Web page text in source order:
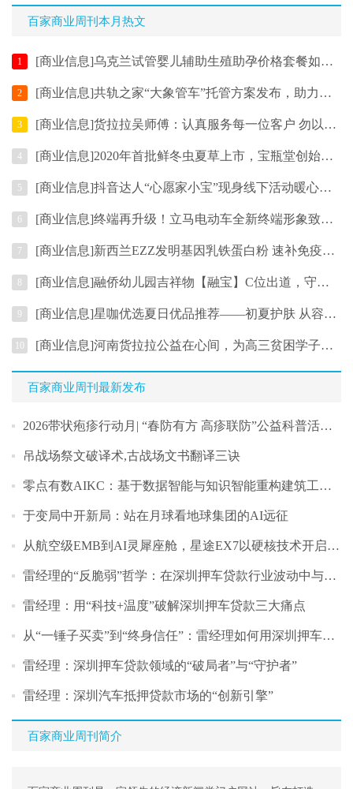
业大事。作为行业先锋，沈梦凭借其六个系
列的新产品
百家商业周刊本月热文
1 [商业信息]乌克兰试管婴儿辅助生殖助孕价格套餐如何选择？
2 [商业信息]共轨之家“大象管车”托管方案发布，助力物流车队降本增效
3 [商业信息]货拉拉吴师傅：认真服务每一位客户 勿以善小而不为
4 [商业信息]2020年首批鲜冬虫夏草上市，宝瓶堂创始人赴藏直采严把品质关
5 [商业信息]抖音达人“心愿家小宝”现身线下活动暖心为粉丝送七夕礼物
6 [商业信息]终端再升级！立马电动车全新终端形象致趣2.0版正式上线！
7 [商业信息]新西兰EZZ发明基因乳铁蛋白粉 速补免疫力开创乳铁蛋白基因时代
[商业信息]融侨幼儿园吉祥物【融宝】C位出道，守护孩子成长
9 [商业信息]星咖优选夏日优品推荐——初夏护肤 从容迎接盛夏暴击
[商业信息]河南货拉拉公益在心间，为高三贫困学子助飞大学梦
百家商业周刊最新发布
2026带状疱疹行动月| “春防有方 高疹联防”公益科普活动在天坛正式启幕
吊战场祭文破译术,古战场文书翻译三诀
零点有数AIKC：基于数据智能与知识智能重构建筑工程产业
于变局中开新局：站在月球看地球集团的AI远征
从航空级EMB到AI灵犀座舱，星途EX7以硬核技术开启盲订
雷经理的“反脆弱”哲学：在深圳押车贷款行业波动中与客户共成长
雷经理：用“科技+温度”破解深圳押车贷款三大痛点
从“一锤子买卖”到“终身信任”：雷经理如何用深圳押车贷款服务重构行业关
雷经理：深圳押车贷款领域的“破局者”与“守护者”
雷经理：深圳汽车抵押贷款市场的“创新引擎”
百家商业周刊简介